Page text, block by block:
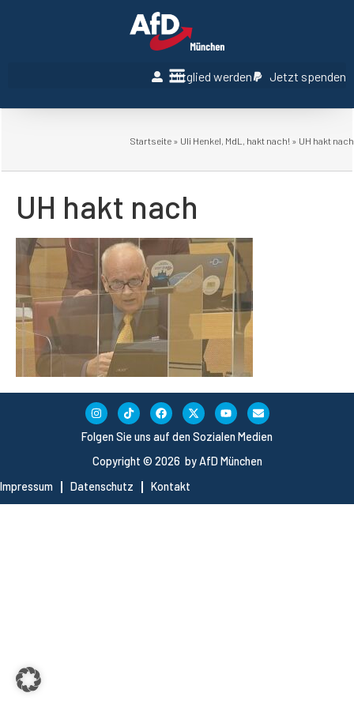
Mitglied werden Jetzt spenden
Startseite » Uli Henkel, MdL, hakt nach! » UH hakt nach
UH hakt nach
Copyright © 2026 by AfD München
Impressum
Datenschutz Kontakt
Folgen Sie uns auf den Sozialen Medien